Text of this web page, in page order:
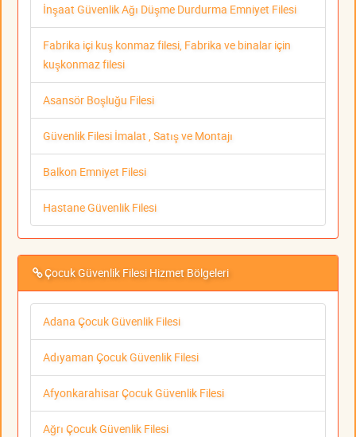
İnşaat Güvenlik Ağı Düşme Durdurma Emniyet Filesi
Fabrika içi kuş konmaz filesi, Fabrika ve binalar için
kuşkonmaz filesi
Asansör Boşluğu Filesi
Güvenlik Filesi İmalat , Satış ve Montajı
Balkon Emniyet Filesi
Hastane Güvenlik Filesi
Çocuk Güvenlik Filesi Hizmet Bölgeleri
Adana Çocuk Güvenlik Filesi
Adıyaman Çocuk Güvenlik Filesi
Afyonkarahisar Çocuk Güvenlik Filesi
Ağrı Çocuk Güvenlik Filesi